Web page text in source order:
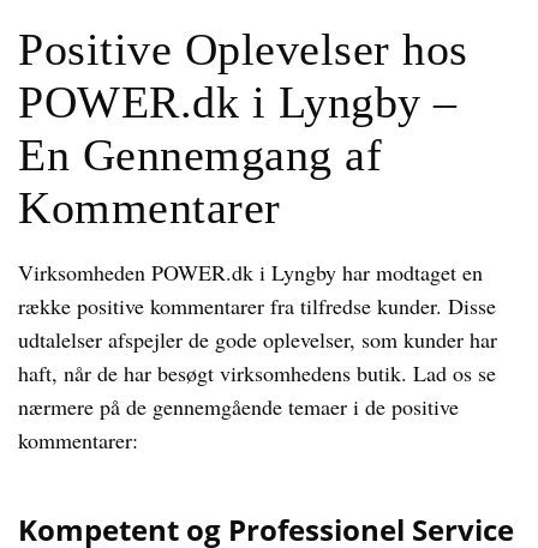
Positive Oplevelser hos
POWER.dk i Lyngby –
En Gennemgang af
Kommentarer
Virksomheden POWER.dk i Lyngby har modtaget en
række positive kommentarer fra tilfredse kunder. Disse
udtalelser afspejler de gode oplevelser, som kunder har
haft, når de har besøgt virksomhedens butik. Lad os se
nærmere på de gennemgående temaer i de positive
kommentarer:
Kompetent og Professionel Service